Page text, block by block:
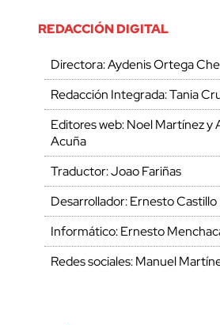
REDACCIÓN DIGITAL
Directora: Aydenis Ortega Che
Redacción Integrada: Tania
Editores web: Noel Martínez y
Acuña
Traductor: Joao Fariñas
Desarrollador: Ernesto Castillo
Informático: Ernesto
Redes sociales: Manuel